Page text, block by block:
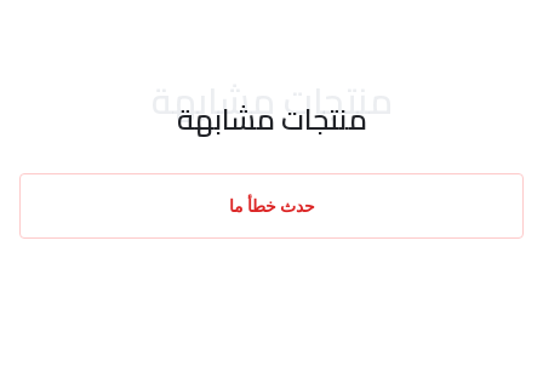
منتجات مشابهة
منتجات مشابهة
حدث خطأ ما